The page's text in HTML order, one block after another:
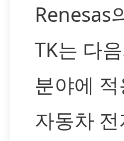
Renesas
TK는 다
분야에
자동차